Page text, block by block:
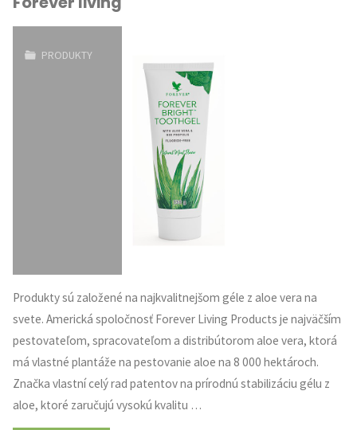
na
PRODUKTY
Produkty sú založené na najkvalitnejšom géle z aloe vera na
svete. Americká spoločnosť Forever Living Products je najväčším
pestovateľom, spracovateľom a distribútorom aloe vera, ktorá
má vlastné plantáže na pestovanie aloe na 8 000 hektároch.
Značka vlastní celý rad patentov na prírodnú stabilizáciu gélu z
aloe, ktoré zaručujú vysokú kvalitu …